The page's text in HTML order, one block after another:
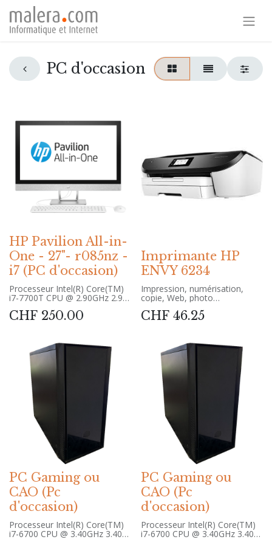
PC d'occasion
HP Pavilion All-in-
One - 27"- r085nz -
i7 (PC d'occasion)
Processeur Intel(R) Core(TM)
i7-7700T CPU @ 2.90GHz 2.90
Mémoire RAM installée
Type du système Système
d’exploitation 64 bits,
processeur x64
Ecran tactile (NON) n’est pas
disponible sur cet écran
Édition Windows 11 Famille
Version 24H2 Installé le ‎
30.‎04.‎2026
Clavier et Souris sans fils
Logitech fourni avec.
CHF 250.00
Imprimante HP
ENVY 6234
Impression, numérisation,
copie, Web, photo
Vitesse d'impression en noir
(ISO, A4)
(prête) - Noir: Vitesse : 17 s
CHF 46.25
PC Gaming ou
CAO (Pc
d'occasion)
Processeur Intel(R) Core(TM)
i7-6700 CPU @ 3.40GHz 3.40
PC Gaming ou
CAO (Pc
d'occasion)
Processeur Intel(R) Core(TM)
i7-6700 CPU @ 3.40GHz 3.40